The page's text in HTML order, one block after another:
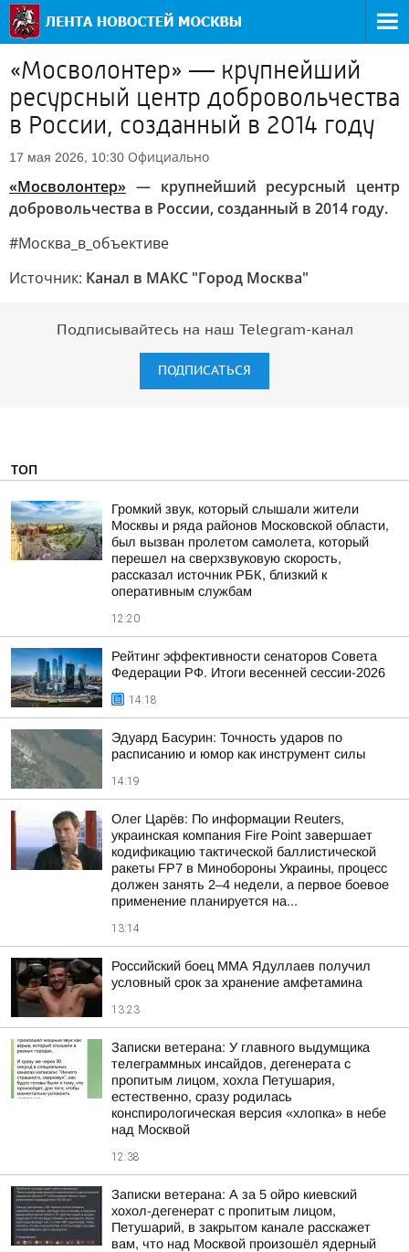
«Мосволонтер» — крупнейший
ресурсный центр добровольчества
в России, созданный в 2014 году
17 мая 2026, 10:30 Официально
«Мосволонтер» — крупнейший ресурсный центр
добровольчества в России, созданный в 2014 году.
#Москва_в_объективе
Источник: Канал в МАКС "Город Москва"
Подписывайтесь на наш Telegram-канал
ПОДПИСАТЬСЯ
ТОП
Громкий звук, который слышали жители
Москвы и ряда районов Московской области,
был вызван пролетом самолета, который
перешел на сверхзвуковую скорость,
рассказал источник РБК, близкий к
оперативным службам
12:20
Рейтинг эффективности сенаторов Совета
Федерации РФ. Итоги весенней сессии-2026
14:18
Эдуард Басурин: Точность ударов по
расписанию и юмор как инструмент силы
14:19
Олег Царёв: По информации Reuters,
украинская компания Fire Point завершает
кодификацию тактической баллистической
ракеты FP7 в Минобороны Украины, процесс
должен занять 2–4 недели, а первое боевое
применение планируется на...
13:14
Российский боец ММА Ядуллаев получил
условный срок за хранение амфетамина
13:23
Записки ветерана: У главного выдумщика
телеграммных инсайдов, дегенерата с
пропитым лицом, хохла Петушария,
естественно, сразу родилась
конспирологическая версия «хлопка» в небе
над Москвой
12:38
Записки ветерана: А за 5 ойро киевский
хохол-дегенерат с пропитым лицом,
Петушарий, в закрытом канале расскажет
вам, что над Москвой произошёл ядерный